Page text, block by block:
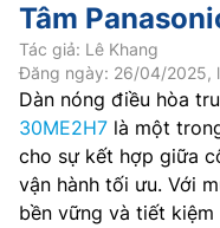
Tâm
Tác giả: Lê Khang
Đăng ngày: 26/04/2025,
Dàn nóng điều hòa
30ME2H7 là một
cho sự kết hợp giữa
vận hành tối ưu. Với
bền vững và tiết